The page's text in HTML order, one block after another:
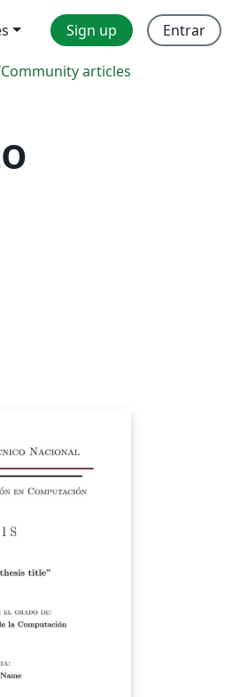
Sign up Entrar
Community articles